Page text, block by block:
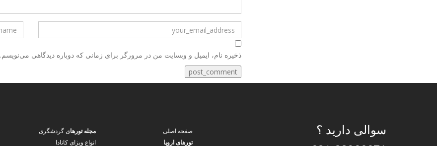
ذخیره نام، ایمیل و وبسایت من در مرورگر برای زمانی که دوباره دیدگاهی می‌نویسم.
مجله تورهای گردشگری
انواع ویزای کانادا
صفحه اصلی
تورهای اروپا
سوالی دارید ؟